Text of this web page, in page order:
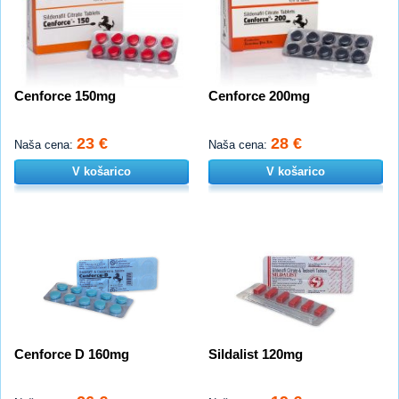
Cenforce 150mg
Naša cena: 23 €
V košarico
Cenforce 200mg
Naša cena: 28 €
V košarico
Cenforce D 160mg Sildalist 120mg